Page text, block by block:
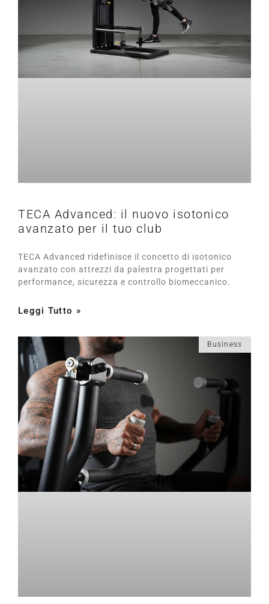
TECA Advanced: il nuovo isotonico
avanzato per il tuo club
TECA Advanced ridefinisce il concetto di isotonico
avanzato con attrezzi da palestra progettati per
performance, sicurezza e controllo biomeccanico.
Leggi Tutto »
Business